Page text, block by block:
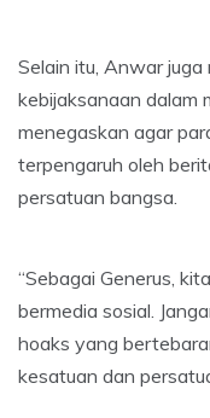
Selain itu, Anwar
kebijaksanaan dalam
menegaskan agar
terpengaruh oleh
persatuan bangsa.
“Sebagai Generus,
bermedia sosial.
hoaks yang
kesatuan dan